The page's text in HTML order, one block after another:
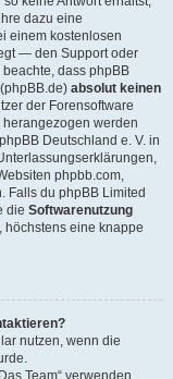
dazu eine
einem kostenlosen
— den Support oder
dass phpBB
absolut keinen
der Forensoftware
werden
Deutschland e. V. in
phpbb.com,
Falls du phpBB Limited
die Softwarenutzung
höchstens eine knappe
nutzen, wenn die
Team“ verwenden.